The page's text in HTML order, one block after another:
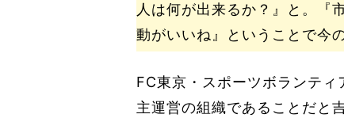
人は何が出来るか？』と。『
動がいいね』ということで今
FC東京・スポーツボランティ
主運営の組織であることだと